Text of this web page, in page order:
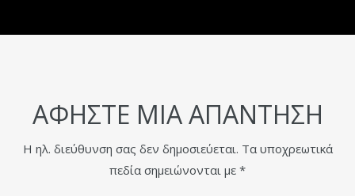
ΑΦΉΣΤΕ ΜΙΑ ΑΠΆΝΤΗΣΗ
Η ηλ. διεύθυνση σας δεν δημοσιεύεται. Τα υποχρεωτικά
πεδία σημειώνονται με *